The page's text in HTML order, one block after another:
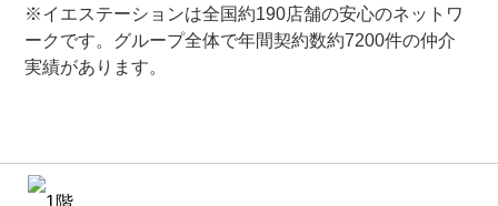
※イエステーションは全国約190店舗の安心のネットワ
ークです。グループ全体で年間契約数約7200件の仲介
実績があります。